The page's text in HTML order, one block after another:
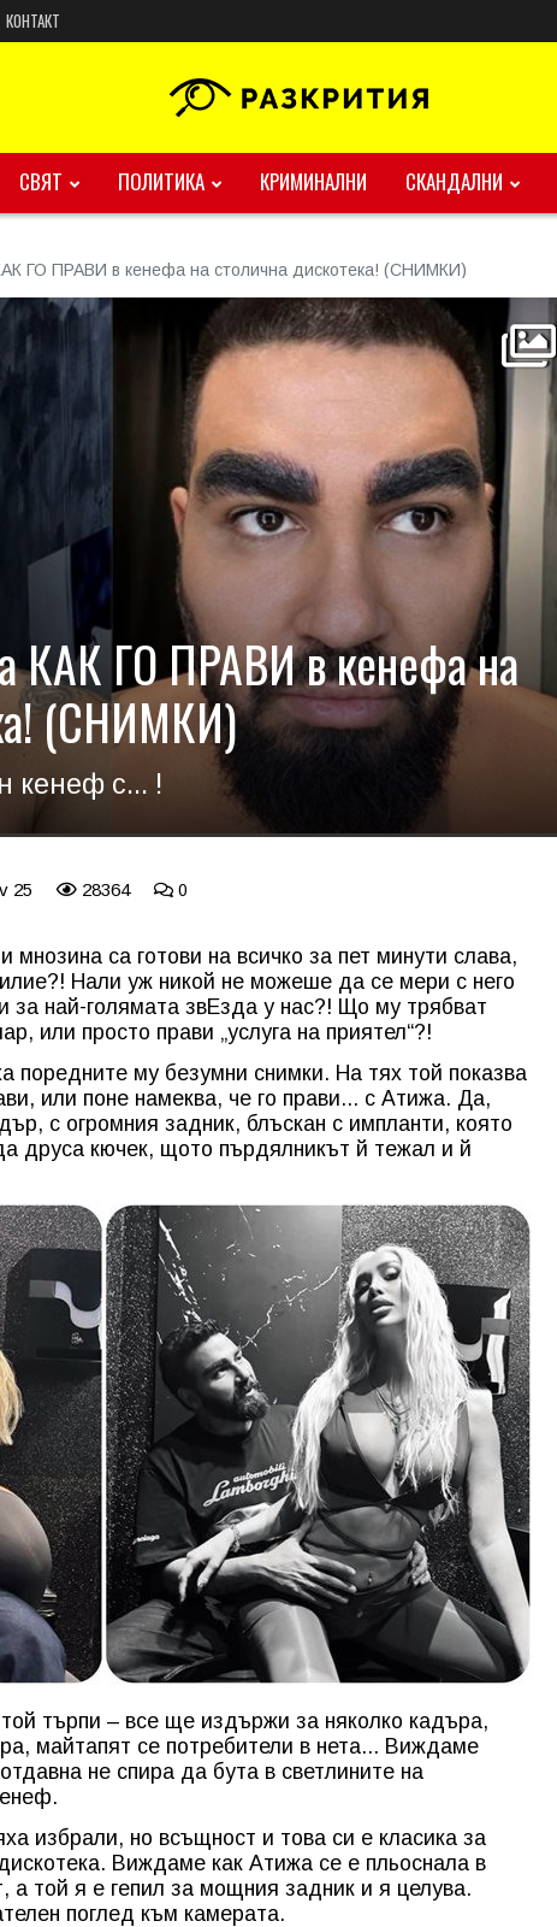
КОНТАКТ
СВЯТ ПОЛИТИКА КРИМИНАЛНИ СКАНДАЛНИ
ГО ПРАВИ в кенефа на столична дискотека! (СНИМКИ)
КАК ГО ПРАВИ в кенефа на
(СНИМКИ)
кенеф с... !
25 28364 0
са готови на всичко за пет минути слава,
Нали уж никой не можеше да се мери с него
за най-голямата звЕзда у нас?! Що му трябват
или просто прави „услуга на приятел“?!
поредните му безумни снимки. На тях той показва
или поне намеква, че го прави... с Атижа. Да,
с огромния задник, блъскан с импланти, която
друса кючек, щото пърдялникът й тежал и й
търпи – все ще издържи за няколко кадъра,
майтапят се потребители в нета... Виждаме
не спира да бута в светлините на
избрали, но всъщност и това си е класика за
Виждаме как Атижа се е пльоснала в
а той я е гепил за мощния задник и я целува.
поглед към камерата.